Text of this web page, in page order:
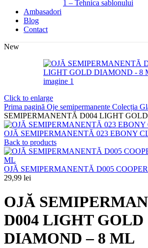
1 – Tehnica sablonului
Ambasadori
Blog
Contact
New
Click to enlarge
Prima pagină Oje semipermanente Colecția
SEMIPERMANENTĂ D004 LIGHT
OJĂ SEMIPERMANENTĂ 023 EBONY
Back to products
OJĂ SEMIPERMANENTĂ D005
29,99 lei
OJĂ
D004 LIGHT GOLD
DIAMOND – 8 ML